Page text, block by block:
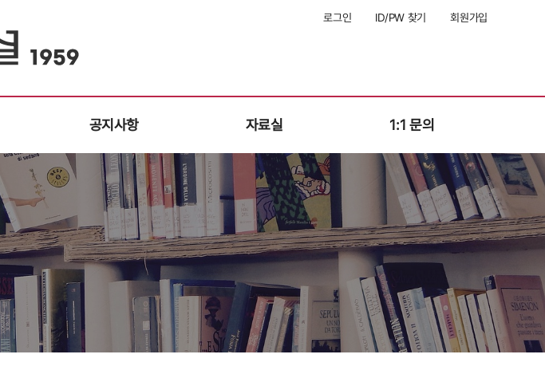
로그인 ID/PW 찾기 회원가입
공지사항 자료실 1:1 문의